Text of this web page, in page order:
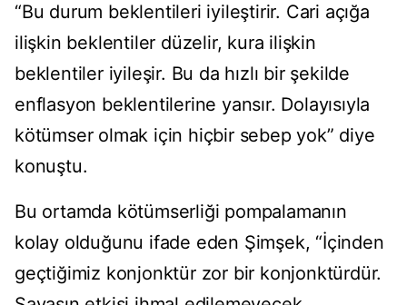
“Bu durum beklentileri iyileştirir. Cari açığa
ilişkin beklentiler düzelir, kura ilişkin
beklentiler iyileşir. Bu da hızlı bir şekilde
enflasyon beklentilerine yansır. Dolayısıyla
kötümser olmak için hiçbir sebep yok” diye
konuştu.
Bu ortamda kötümserliği pompalamanın
kolay olduğunu ifade eden Şimşek, “İçinden
geçtiğimiz konjonktür zor bir konjonktürdür.